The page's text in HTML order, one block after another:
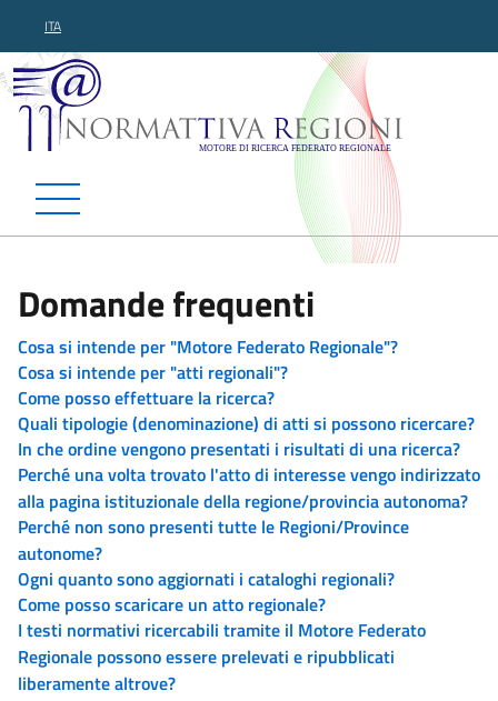
ITA
Normattiva Regioni -
Domande frequenti
Cosa si intende per "Motore Federato Regionale"?
Cosa si intende per "atti regionali"?
Come posso effettuare la ricerca?
Quali tipologie (denominazione) di atti si possono ricercare?
In che ordine vengono presentati i risultati di una ricerca?
Perché una volta trovato l'atto di interesse vengo indirizzato
alla pagina istituzionale della regione/provincia autonoma?
Perché non sono presenti tutte le Regioni/Province
autonome?
Ogni quanto sono aggiornati i cataloghi regionali?
Come posso scaricare un atto regionale?
I testi normativi ricercabili tramite il Motore Federato
Regionale possono essere prelevati e ripubblicati
liberamente altrove?